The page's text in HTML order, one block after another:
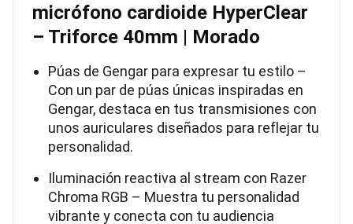
micrófono cardioide HyperClear
– Triforce 40mm | Morado
Púas de Gengar para expresar tu estilo –
Con un par de púas únicas inspiradas en
Gengar, destaca en tus transmisiones con
unos auriculares diseñados para reflejar tu
personalidad.
Iluminación reactiva al stream con Razer
Chroma RGB – Muestra tu personalidad
vibrante y conecta con tu audiencia